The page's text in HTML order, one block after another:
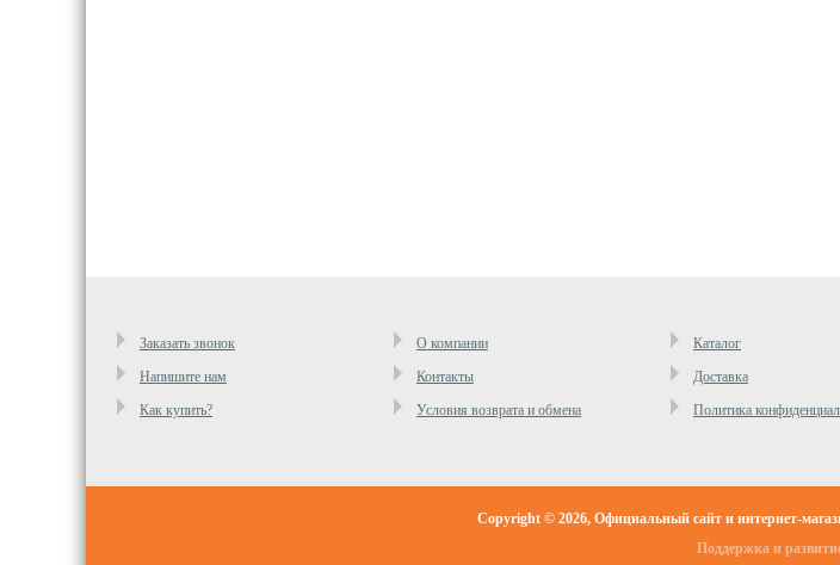
Заказать звонок О компании Каталог
Напишите нам
Контакты Доставка
Как купить?
Условия возврата и обмена Политика
Copyright © 2026, Официальный сайт и интернет-
Поддержка и